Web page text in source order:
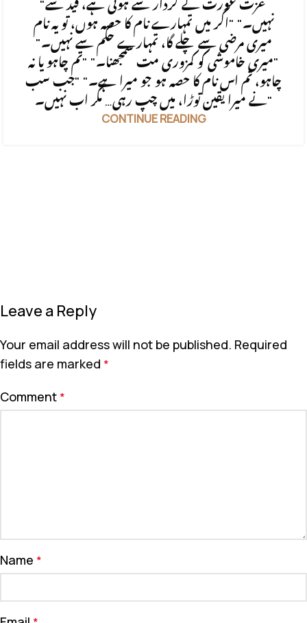
"عزت عورت کے کردار سے ہوتی ہے، قید سے
نہیں۔" "اگر میں تمہارے نام کا حصہ ہوں، تو یہ نام
میری مرضی سے چلے گا، تمہارے حکم سے نہیں۔"
"میری خاموشی کو کمزوری مت سمجھنا۔" "تم چاہو یا نہ
چاہو، تم اس نام کا حصہ ہو جو میرا ہے۔" "جب سب
نے میرا یقین توڑا، میں چپ رہی… مگر اب نہیں۔"
CONTINUE READING
Leave a Reply
Your email address will not be published. Required
fields are marked *
Comment *
Name *